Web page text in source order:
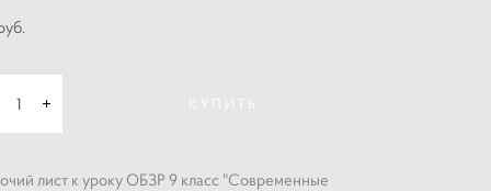
КУПИТЬ
лист к уроку ОБЗР 9 класс "Современные